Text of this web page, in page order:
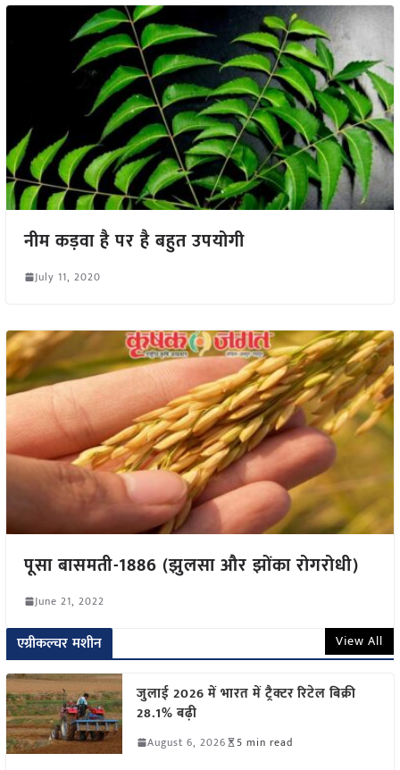
नीम कड़वा है पर है बहुत उपयोगी
July 11, 2020
पूसा बासमती-1886 (झुलसा और झोंका रोगरोधी)
June 21, 2022
एग्रीकल्चर मशीन View All
जुलाई 2026 में भारत में ट्रैक्टर रिटेल बिक्री
28.1% बढ़ी
August 6, 2026 5 min read